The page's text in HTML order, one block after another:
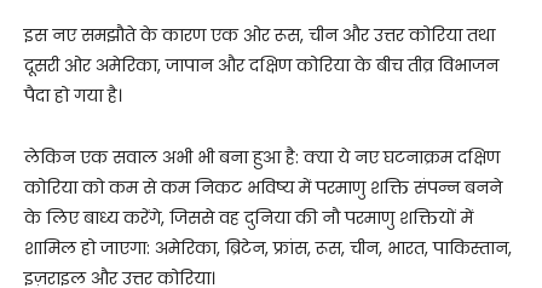
इस नए समझौते के कारण एक ओर रूस, चीन और उत्तर कोरिया तथा
दूसरी ओर अमेरिका, जापान और दक्षिण कोरिया के बीच तीव्र विभाजन
पैदा हो गया है।
लेकिन एक सवाल अभी भी बना हुआ है: क्या ये नए घटनाक्रम दक्षिण
कोरिया को कम से कम निकट भविष्य में परमाणु शक्ति संपन्न बनने
के लिए बाध्य करेंगे, जिससे वह दुनिया की नौ परमाणु शक्तियों में
शामिल हो जाएगा: अमेरिका, ब्रिटेन, फ्रांस, रूस, चीन, भारत, पाकिस्तान,
इज़राइल और उत्तर कोरिया।